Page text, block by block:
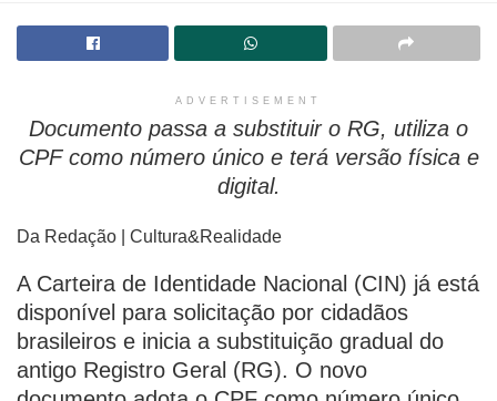
ADVERTISEMENT
Documento passa a substituir o RG, utiliza o
CPF como número único e terá versão física e
digital.
Da Redação | Cultura&Realidade
A Carteira de Identidade Nacional (CIN) já está
disponível para solicitação por cidadãos
brasileiros e inicia a substituição gradual do
antigo Registro Geral (RG). O novo